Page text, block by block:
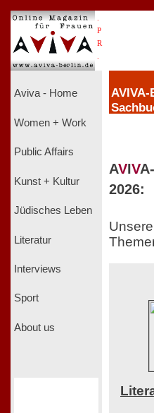
P
R
Aviva - Home
Women + Work
Public Affairs
Kunst + Kultur
Jüdisches Leben
Literatur
Interviews
Sport
About us
AVIV
2026: